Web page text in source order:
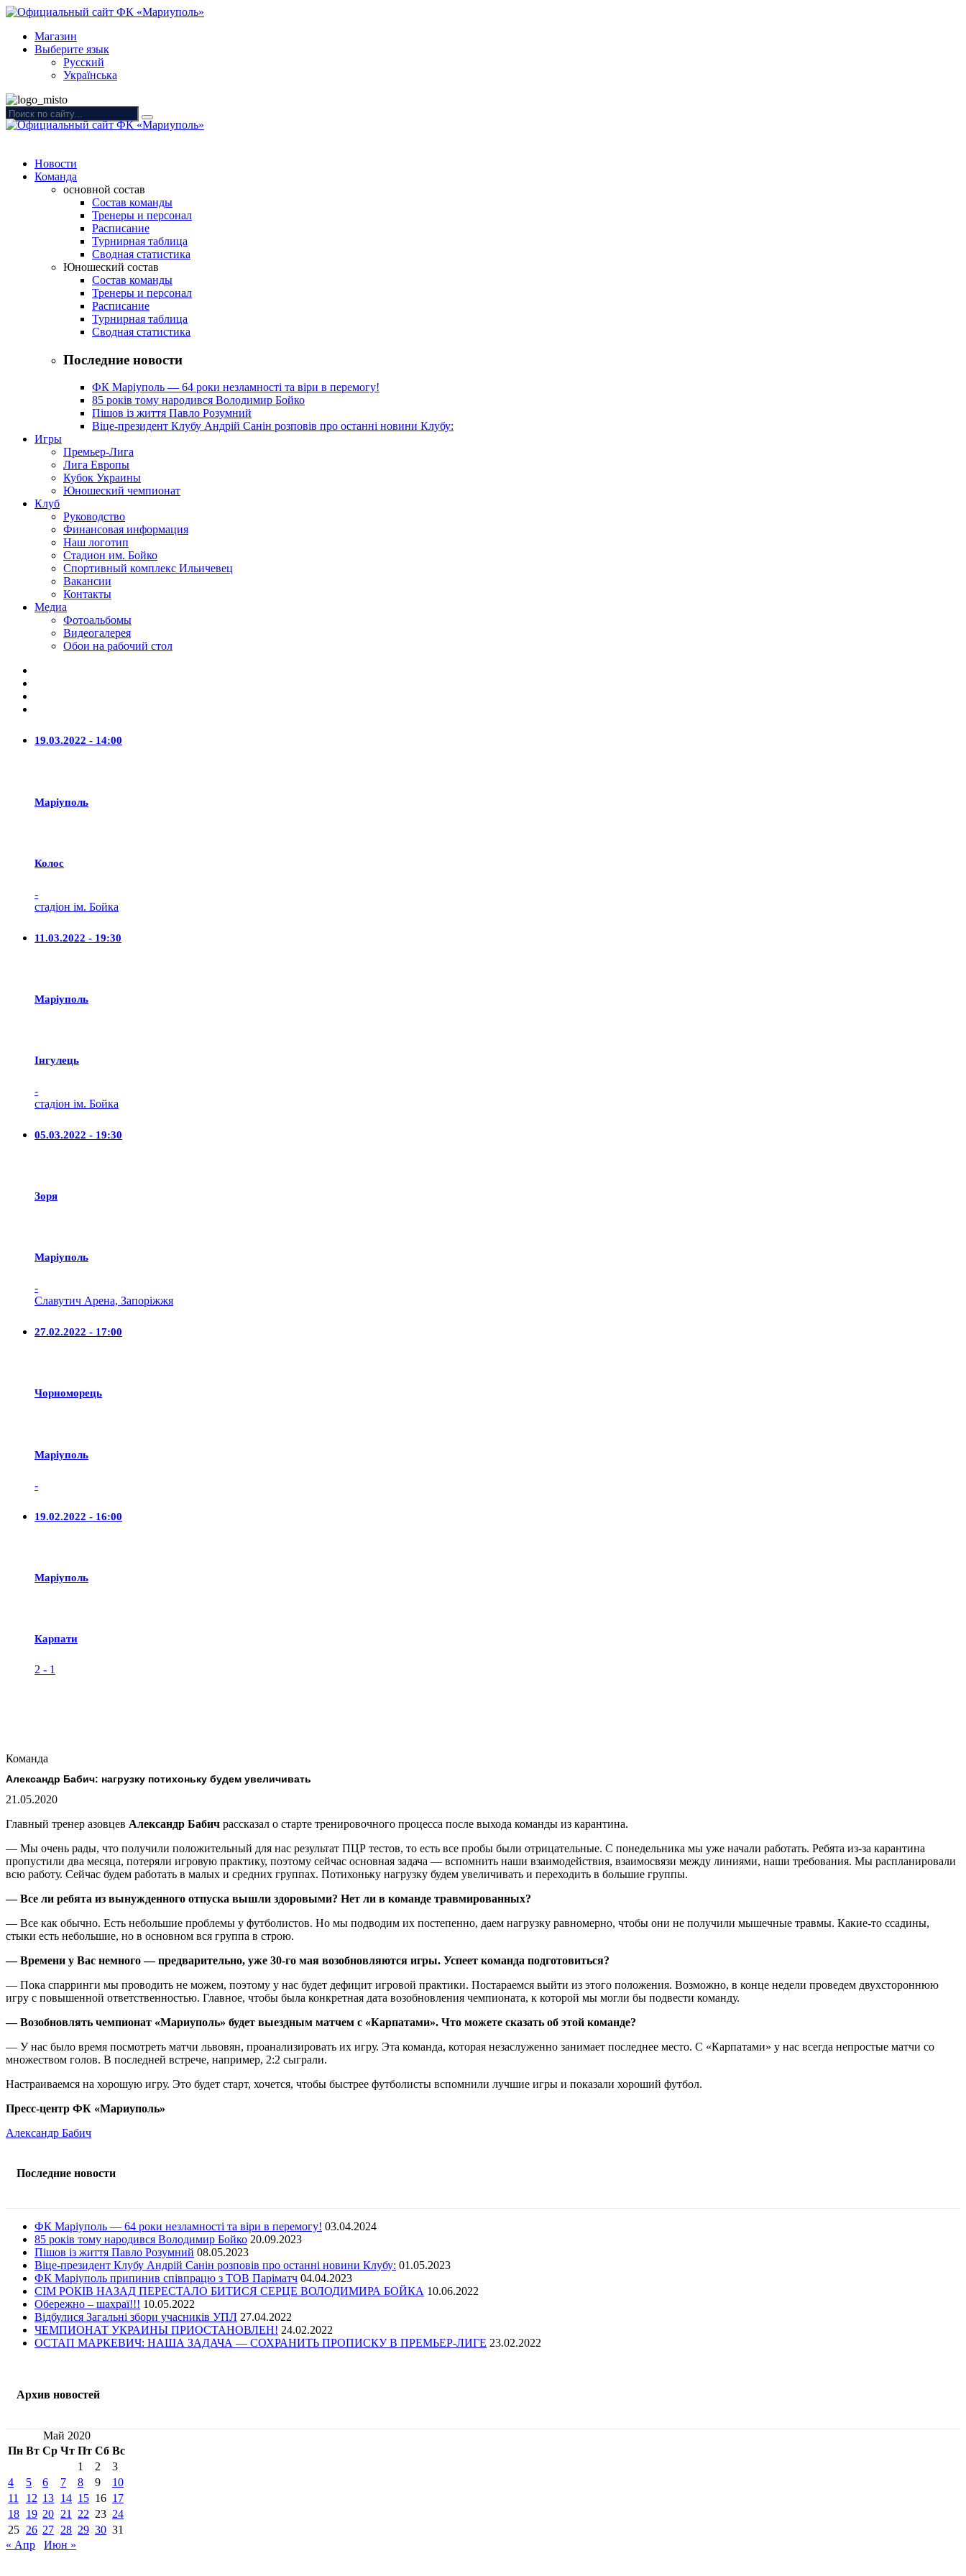
Магазин
Выберите язык
Русский
Українська
Новости
Команда
основной состав
Состав команды
Тренеры и персонал
Расписание
Турнирная таблица
Сводная статистика
Юношеский состав
Состав команды
Тренеры и персонал
Расписание
Турнирная таблица
Сводная статистика
Последние новости
ФК Маріуполь — 64 роки незламності та віри в перемогу!
85 років тому народився Володимир Бойко
Пішов із життя Павло Розумний
Віце-президент Клубу Андрій Санін розповів про останні новини Клубу:
Игры
Премьер-Лига
Лига Европы
Кубок Украины
Юношеский чемпионат
Клуб
Руководство
Финансовая информация
Наш логотип
Стадион им. Бойко
Спортивный комплекс Ильичевец
Вакансии
Контакты
Медиа
Фотоальбомы
Видеогалерея
Обои на рабочий стол
19.03.2022 - 14:00
Маріуполь
Колос
-
стадіон ім. Бойка
11.03.2022 - 19:30
Маріуполь
Iнгулець
-
стадіон ім. Бойка
05.03.2022 - 19:30
Зоря
Маріуполь
-
Славутич Арена, Запоріжжя
27.02.2022 - 17:00
Чорноморець
Маріуполь
-
19.02.2022 - 16:00
Маріуполь
Карпати
2 - 1
Команда
Александр Бабич: нагрузку потихоньку будем увеличивать
21.05.2020
Главный тренер азовцев Александр Бабич рассказал о старте тренировочного процесса после выхода команды из карантина.
— Мы очень рады, что получили положительный для нас результат ПЦР тестов, то есть все пробы были отрицательные. С понедельника мы уже начали работать. Ребята из-за карантина
пропустили два месяца, потеряли игровую практику, поэтому сейчас основная задача — вспомнить наши взаимодействия, взаимосвязи между линиями, наши требования. Мы распланировали
всю работу. Сейчас будем работать в малых и средних группах. Потихоньку нагрузку будем увеличивать и переходить в большие группы.
— Все ли ребята из вынужденного отпуска вышли здоровыми? Нет ли в команде травмированных?
— Все как обычно. Есть небольшие проблемы у футболистов. Но мы подводим их постепенно, даем нагрузку равномерно, чтобы они не получили мышечные травмы. Какие-то ссадины,
стыки есть небольшие, но в основном вся группа в строю.
— Времени у Вас немного — предварительно, уже 30-го мая возобновляются игры. Успеет команда подготовиться?
— Пока спарринги мы проводить не можем, поэтому у нас будет дефицит игровой практики. Постараемся выйти из этого положения. Возможно, в конце недели проведем двухстороннюю
игру с повышенной ответственностью. Главное, чтобы была конкретная дата возобновления чемпионата, к которой мы могли бы подвести команду.
— Возобновлять чемпионат «Мариуполь» будет выездным матчем с «Карпатами». Что можете сказать об этой команде?
— У нас было время посмотреть матчи львовян, проанализировать их игру. Эта команда, которая незаслуженно занимает последнее место. С «Карпатами» у нас всегда непростые матчи со
множеством голов. В последней встрече, например, 2:2 сыграли.
Настраиваемся на хорошую игру. Это будет старт, хочется, чтобы быстрее футболисты вспомнили лучшие игры и показали хороший футбол.
Пресс-центр ФК «Мариуполь»
Александр Бабич
Последние новости
ФК Маріуполь — 64 роки незламності та віри в перемогу! 03.04.2024
85 років тому народився Володимир Бойко 20.09.2023
Пішов із життя Павло Розумний 08.05.2023
Віце-президент Клубу Андрій Санін розповів про останні новини Клубу: 01.05.2023
ФК Маріуполь припинив співпрацю з ТОВ Паріматч 04.04.2023
СІМ РОКІВ НАЗАД ПЕРЕСТАЛО БИТИСЯ СЕРЦЕ ВОЛОДИМИРА БОЙКА 10.06.2022
Обережно – шахраї!!! 10.05.2022
Відбулися Загальні збори учасників УПЛ 27.04.2022
ЧЕМПИОНАТ УКРАИНЫ ПРИОСТАНОВЛЕН! 24.02.2022
ОСТАП МАРКЕВИЧ: НАША ЗАДАЧА — СОХРАНИТЬ ПРОПИСКУ В ПРЕМЬЕР-ЛИГЕ 23.02.2022
Архив новостей
Май 2020
Пн Вт Ср Чт Пт Сб Вс
1
2
3
4
5 6 7 8 9
10
11
12 13 14 15 16 17
18 19 20 21 22 23 24
25 26 27 28 29 30 31
« Апр
Июн »